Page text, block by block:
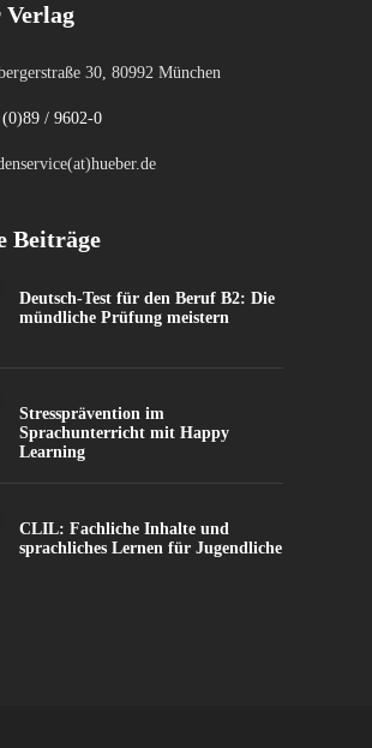
Verlag
30, 80992 München
/ 9602-0
Beiträge
Deutsch-Test für den Beruf B2: Die
mündliche Prüfung meistern
Stressprävention im
Sprachunterricht mit Happy
Learning
CLIL: Fachliche Inhalte und
sprachliches Lernen für Jugendliche